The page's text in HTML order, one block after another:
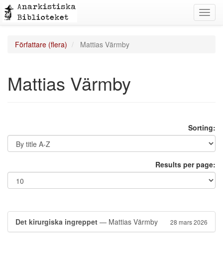
Författare (flera) Mattias Värmby
Mattias Värmby
Sorting:
Results per page:
Det kirurgiska ingreppet — Mattias Värmby 28 mars 2026